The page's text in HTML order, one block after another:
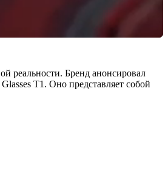
реальности. Бренд анонсировал
T1. Оно представляет собой